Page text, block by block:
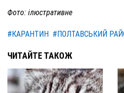
Фото: ілюстративне
#КАРАНТИН #ПОЛТАВСЬКИЙ
ЧИТАЙТЕ ТАКОЖ